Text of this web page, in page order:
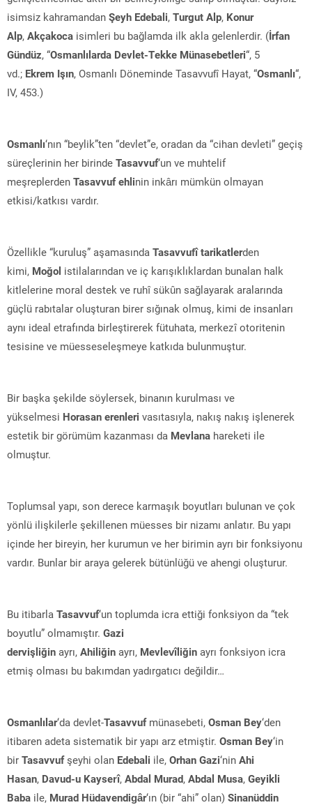
isimsiz kahramandan Şeyh Edebali, Turgut Alp, Konur
Alp, Akçakoca isimleri bu bağlamda ilk akla gelenlerdir. (İrfan
Gündüz, “Osmanlılarda Devlet-Tekke Münasebetleri“, 5
vd.; Ekrem Işın, Osmanlı Döneminde Tasavvufî Hayat, “Osmanlı“,
IV, 453.)
Osmanlı‘nın “beylik”ten “devlet”e, oradan da “cihan devleti” geçiş
süreçlerinin her birinde Tasavvuf‘un ve muhtelif
meşreplerden Tasavvuf ehlinin inkârı mümkün olmayan
etkisi/katkısı vardır.
Özellikle “kuruluş” aşamasında Tasavvufî tarikatlerden
kimi, Moğol istilalarından ve iç karışıklıklardan bunalan halk
kitlelerine moral destek ve ruhî sükûn sağlayarak aralarında
güçlü rabıtalar oluşturan birer sığınak olmuş, kimi de insanları
aynı ideal etrafında birleştirerek fütuhata, merkezî otoritenin
tesisine ve müesseseleşmeye katkıda bulunmuştur.
Bir başka şekilde söylersek, binanın kurulması ve
yükselmesi Horasan erenleri vasıtasıyla, nakış nakış işlenerek
estetik bir görümüm kazanması da Mevlana hareketi ile
olmuştur.
Toplumsal yapı, son derece karmaşık boyutları bulunan ve çok
yönlü ilişkilerle şekillenen müesses bir nizamı anlatır. Bu yapı
içinde her bireyin, her kurumun ve her birimin ayrı bir fonksiyonu
vardır. Bunlar bir araya gelerek bütünlüğü ve ahengi oluşturur.
Bu itibarla Tasavvuf‘un toplumda icra ettiği fonksiyon da “tek
boyutlu” olmamıştır. Gazi
dervişliğin ayrı, Ahiliğin ayrı, Mevlevîliğin ayrı fonksiyon icra
etmiş olması bu bakımdan yadırgatıcı değildir…
Osmanlılar‘da devlet-Tasavvufmünasebeti, Osman Bey‘den
itibaren adeta sistematik bir yapı arz etmiştir. Osman Bey‘in
bir Tasavvufşeyhi olan Edebali ile, Orhan Gazi‘nin Ahi
Hasan, Davud-u Kayserî, Abdal Murad, Abdal Musa, Geyikli
Baba ile, Murad Hüdavendigâr‘ın (bir “ahi” olan) Sinanüddin